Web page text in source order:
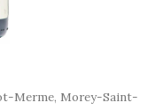
Merme, Morey-Saint-